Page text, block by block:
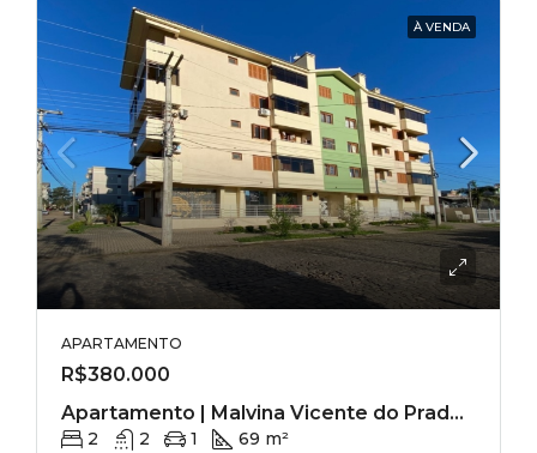
À VENDA
APARTAMENTO
R$380.000
Apartamento | Malvina Vicente do Prado Lima
2 2 1 69 m²